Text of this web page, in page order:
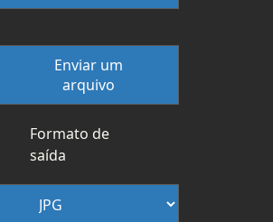
Enviar um
arquivo
Formato de
saída